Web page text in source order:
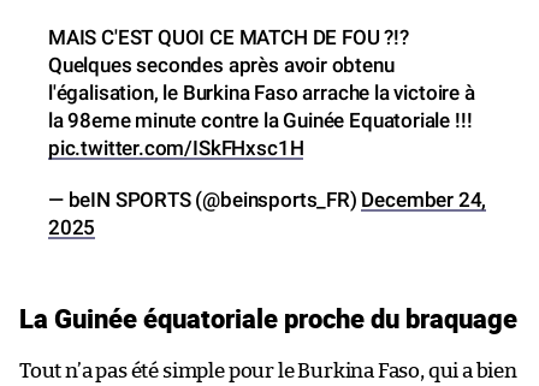
MAIS C'EST QUOI CE MATCH DE FOU ?!?
Quelques secondes après avoir obtenu
l'égalisation, le Burkina Faso arrache la victoire à
la 98eme minute contre la Guinée Equatoriale !!!
pic.twitter.com/ISkFHxsc1H
— beIN SPORTS (@beinsports_FR) December 24,
2025
La Guinée équatoriale proche du braquage
Tout n’a pas été simple pour le Burkina Faso, qui a bien